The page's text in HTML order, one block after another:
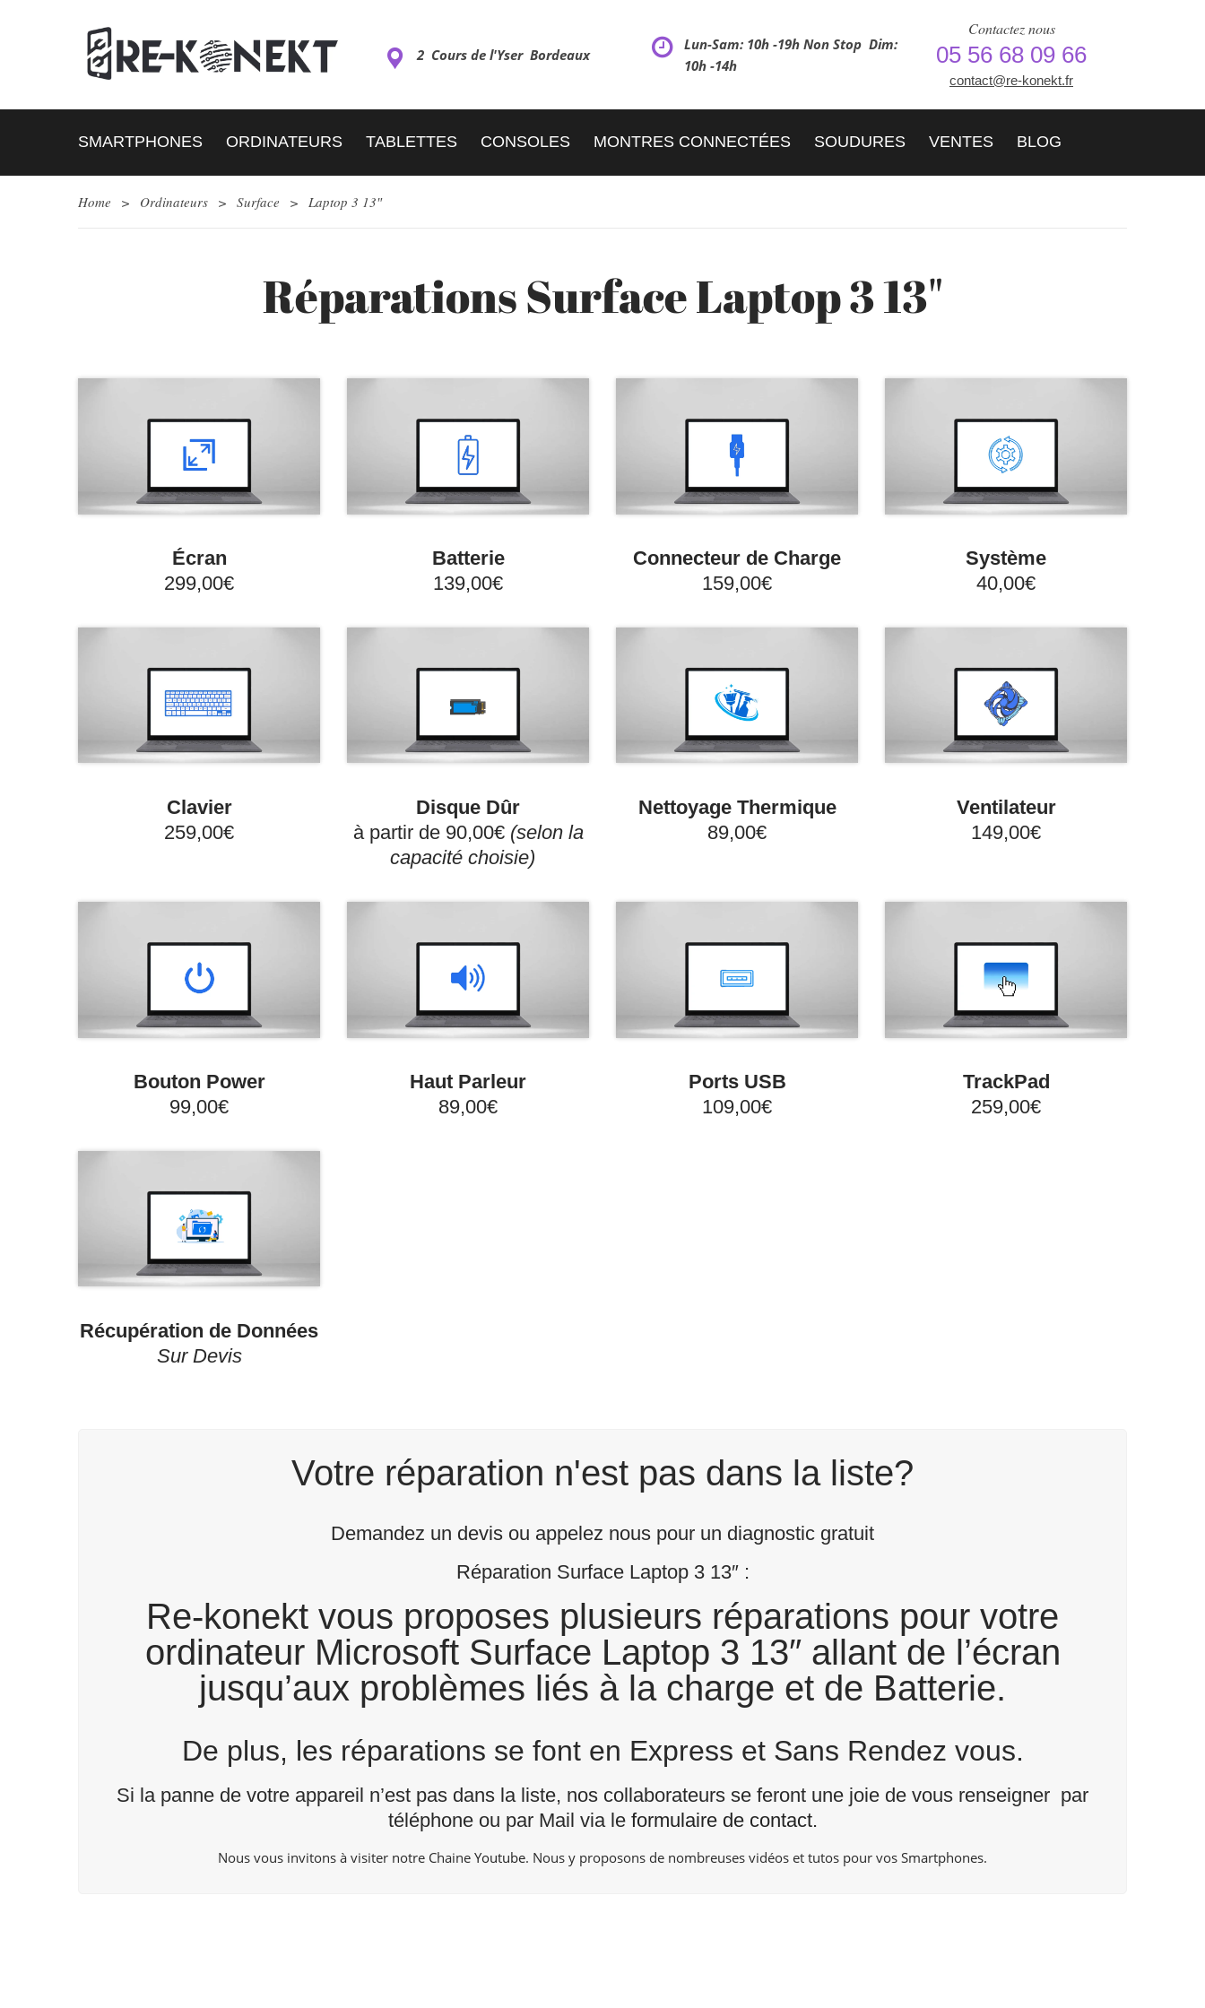
2 Cours de l'Yser Bordeaux
Lun-Sam: 10h -19h Non Stop Dim:
10h -14h
Contactez nous
05 56 68 09 66
contact@re-konekt.fr
SMARTPHONES ORDINATEURS TABLETTES CONSOLES MONTRES CONNECTÉES SOUDURES VENTES BLOG
Home > Ordinateurs > Surface > Laptop 3 13″
Réparations Surface Laptop 3 13"
Écran
299,00€
Batterie
139,00€
Connecteur de Charge
159,00€
Système
40,00€
Clavier
259,00€
Disque Dûr
à partir de 90,00€(selon la
capacité choisie)
Nettoyage Thermique
89,00€
Ventilateur
149,00€
Bouton Power
99,00€
Haut Parleur
89,00€
Ports USB
109,00€
TrackPad
259,00€
Récupération de Données
Sur Devis
Votre réparation n'est pas dans la liste?
Demandez un devis ou appelez nous pour un diagnostic gratuit
Réparation Surface Laptop 3 13″ :
Re-konekt vous proposes plusieurs réparations pour votre
ordinateur Microsoft Surface Laptop 3 13″ allant de l’écran
jusqu’aux problèmes liés à la charge et de Batterie.
De plus, les réparations se font en Express et Sans Rendez vous.
Si la panne de votre appareil n’est pas dans la liste, nos collaborateurs se feront une joie de vous renseigner par
téléphone ou par Mail via le formulaire de contact.
Nous vous invitons à visiter notre Chaine Youtube. Nous y proposons de nombreuses vidéos et tutos pour vos Smartphones.